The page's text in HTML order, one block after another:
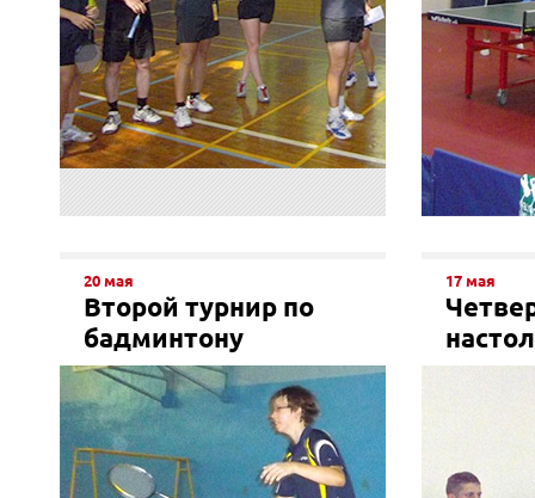
20 мая
Второй турнир по
бадминтону
17 мая